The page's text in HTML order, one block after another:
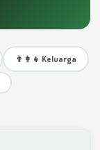
👨‍👩‍👧 Keluarga